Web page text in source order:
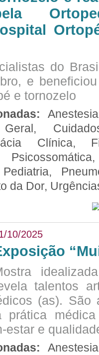
do
e
e tornozelo
Clínica,
da Dor,
10/2025
talentos
(as). São
prática
estar e